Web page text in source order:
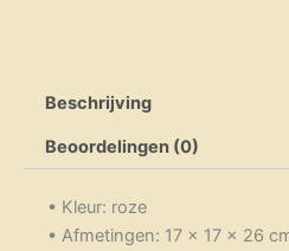
Beschrijving
Beoordelingen (0)
• Kleur: roze
• Afmetingen: 17 x 17 x 26